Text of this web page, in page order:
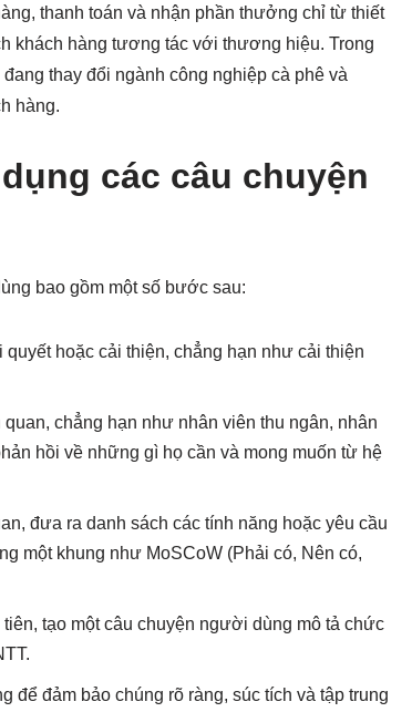
thanh toán và nhận phần thưởng chỉ từ thiết
khách hàng tương tác với thương hiệu. Trong
thay đổi ngành công nghiệp cà phê và
hàng.
các câu chuyện
bao gồm một số bước sau:
hoặc cải thiện, chẳng hạn như cải thiện
chẳng hạn như nhân viên thu ngân, nhân
hồi về những gì họ cần và mong muốn từ hệ
đưa ra danh sách các tính năng hoặc yêu cầu
một khung như MoSCoW (Phải có, Nên có,
tạo một câu chuyện người dùng mô tả chức
để đảm bảo chúng rõ ràng, súc tích và tập trung